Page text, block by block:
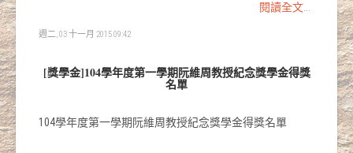
閱讀全文...
週二, 03 十一月 2015 09:42
[獎學金]104學年度第一學期阮維周教授紀念獎學金得獎
名單
104學年度第一學期阮維周教授紀念獎學金得獎名單